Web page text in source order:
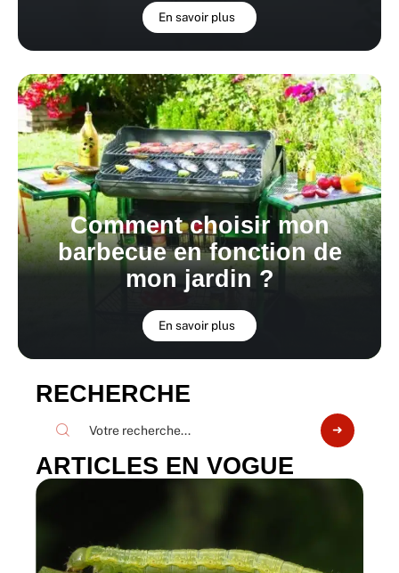
En savoir plus
Comment choisir mon
barbecue en fonction de
mon jardin ?
En savoir plus
RECHERCHE
ARTICLES EN VOGUE